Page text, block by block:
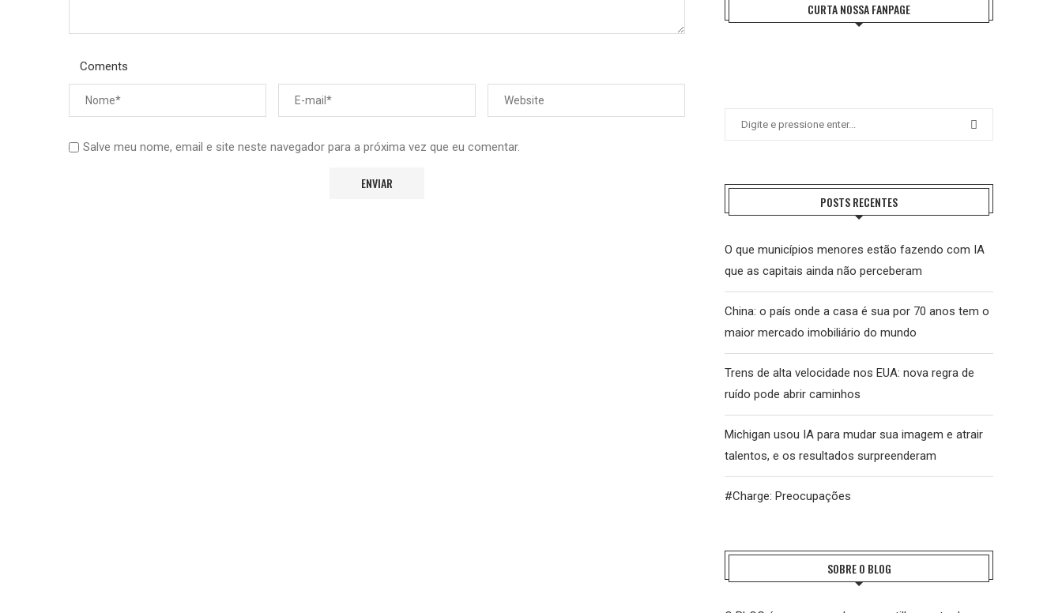
Coments
Salve meu nome, email e site neste navegador para a próxima vez que eu comentar.
CURTA NOSSA FANPAGE
POSTS RECENTES
O que municípios menores estão fazendo com IA
que as capitais ainda não perceberam
China: o país onde a casa é sua por 70 anos tem o
maior mercado imobiliário do mundo
Trens de alta velocidade nos EUA: nova regra de
ruído pode abrir caminhos
Michigan usou IA para mudar sua imagem e atrair
talentos, e os resultados surpreenderam
#Charge: Preocupações
SOBRE O BLOG